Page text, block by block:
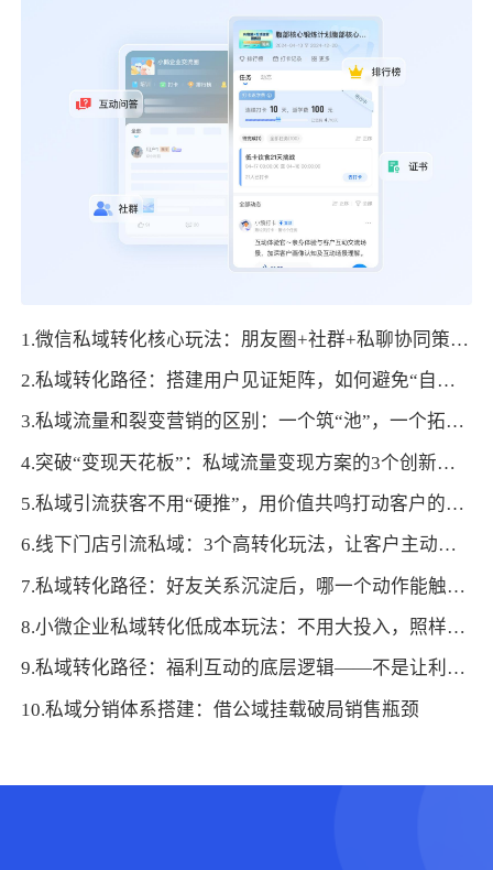
1.微信私域转化核心玩法：朋友圈+社群+私聊协同策略解析
2.私域转化路径：搭建用户见证矩阵，如何避免“自说自话”的尴尬？
3.私域流量和裂变营销的区别：一个筑“池”，一个拓“路”
4.突破“变现天花板”：私域流量变现方案的3个创新维度
5.私域引流获客不用“硬推”，用价值共鸣打动客户的6个方法
6.线下门店引流私域：3个高转化玩法，让客户主动留存
7.私域转化路径：好友关系沉淀后，哪一个动作能触发用户主动下单？
8.小微企业私域转化低成本玩法：不用大投入，照样实现高产出
9.私域转化路径：福利互动的底层逻辑——不是让利，而是让用户“想回报”
10.私域分销体系搭建：借公域挂载破局销售瓶颈